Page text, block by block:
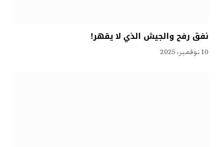
نفق رفح والجيش الذي لا يقهر!
10 نوفمبر، 2025